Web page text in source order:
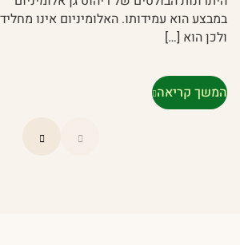
במבצע הוא עמידותו. האלומיניום אינו מחליד,
ולכן הוא […]
המשך קריאה